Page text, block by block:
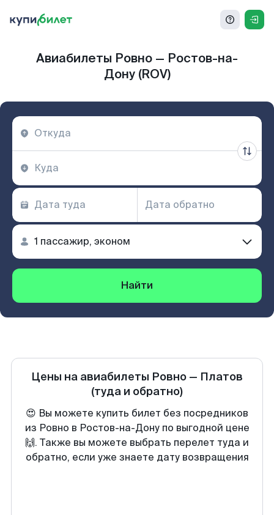
Авиабилеты Ровно — Ростов-на-
Дону (ROV)
Найти
Цены на авиабилеты Ровно — Платов
(туда и обратно)
😍 Вы можете купить билет без посредников
из Ровно в Ростов-на-Дону по выгодной цене
🙌. Также вы можете выбрать перелет туда и
обратно, если уже знаете дату возвращения